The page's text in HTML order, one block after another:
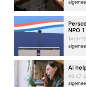
NPO
14-07-
AI
08-07-